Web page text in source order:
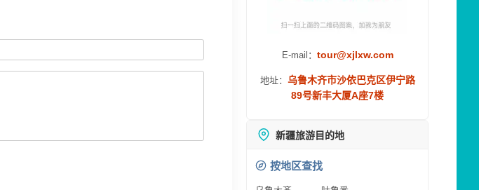
E-mail： tour@xjlxw.com
地址： 乌鲁木齐市沙依巴克区伊宁路
89号新丰大厦A座7楼
新疆旅游目的地
按地区查找